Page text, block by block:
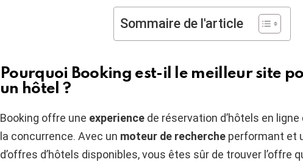
Sommaire de l'article
Pourquoi Booking est-il le meilleur site
un hôtel ?
Booking offre une experience de réservation d’hôtels en
la concurrence. Avec un moteur de recherche performant et
d’offres d’hôtels disponibles, vous êtes sûr de trouver l’offre